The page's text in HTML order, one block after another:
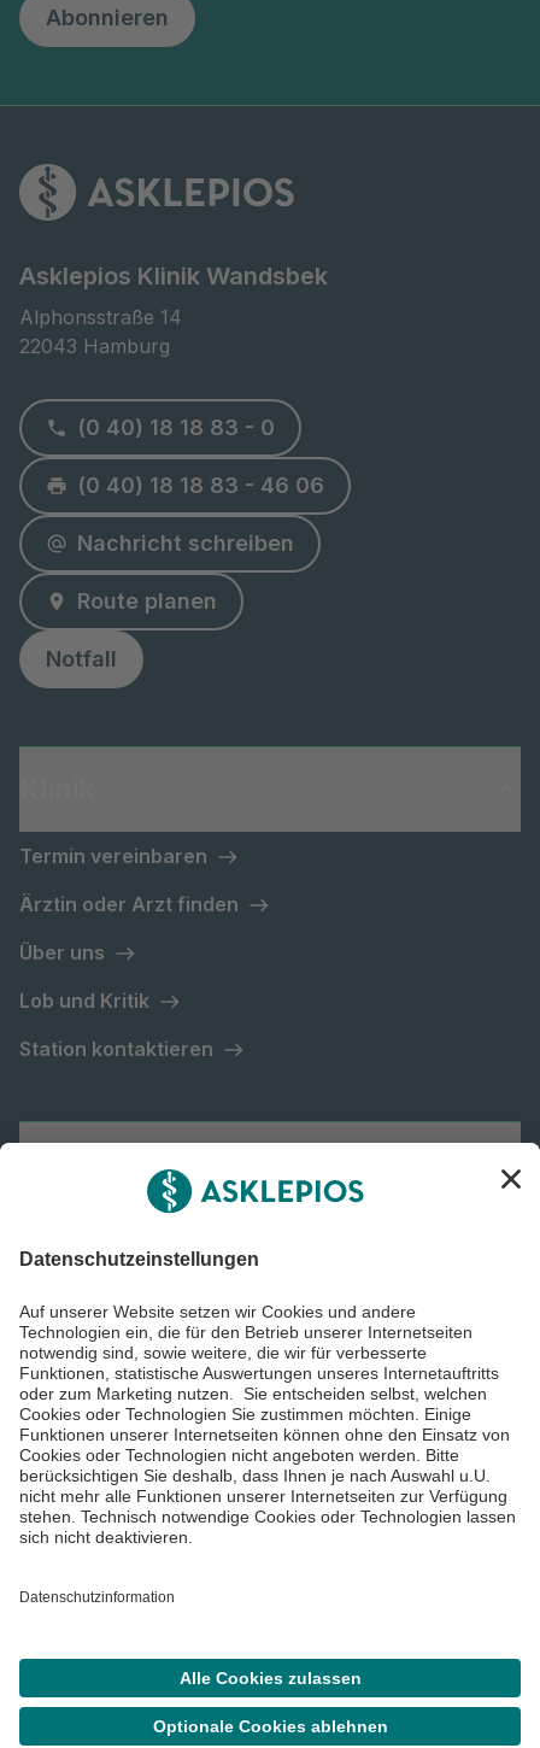
Abonnieren
Asklepios Klinik Wandsbek
Alphonsstraße 14
22043 Hamburg
(0 40) 18 18 83 - 0
(0 40) 18 18 83 - 46 06
Nachricht schreiben
Route planen
Notfall
Termin vereinbaren
Ärztin oder Arzt finden
Über uns
Lob und Kritik
Station kontaktieren
Asklepios Gruppe
Impressum
©Asklepios Kliniken GmbH & Co. KGaA 2026